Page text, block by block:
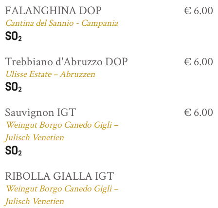
FALANGHINA DOP
Cantina del Sannio - Campania
€ 6.00
Trebbiano d'Abruzzo DOP
Ulisse Estate – Abruzzen
€ 6.00
Sauvignon IGT
Weingut Borgo Canedo Gigli –
Julisch Venetien
€ 6.00
RIBOLLA GIALLA IGT
Weingut Borgo Canedo Gigli –
Julisch Venetien